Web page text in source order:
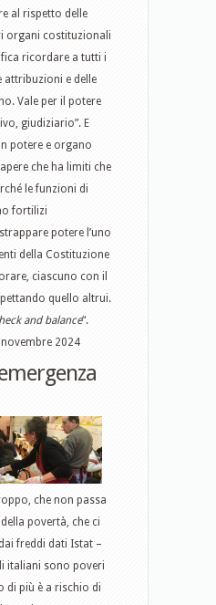
al rispetto delle
organi costituzionali
ricordare a tutti i
attribuzioni e delle
Vale per il potere
giudiziario”. E
potere e organo
che ha limiti che
le funzioni di
fortilizi
potere l’uno
della Costituzione
ciascuno con il
quello altrui.
and balance“.
2024
che non passa
povertà, che ci
freddi dati Istat –
italiani sono poveri
di più è a rischio di